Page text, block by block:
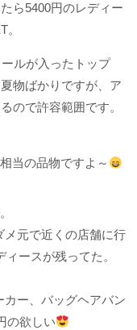
ら5400円のレディー
ルが入ったトップ
物ばかりですが、ア
ので許容範囲です。
当の品物ですよ～
メ元で近くの店舗に行
ースが残ってた。
ー、バッグヘアバン
の欲しい